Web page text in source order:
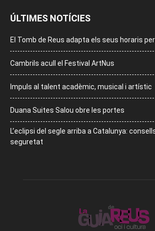
ÚLTIMES NOTÍCIES
El Tomb de Reus adapta els seus horaris
Cambrils acull el Festival ArtNus
Impuls al talent acadèmic, musical i artístic
Duana Suites Salou obre les portes
L’eclipsi del segle arriba a Catalunya:
seguretat